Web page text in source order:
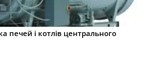
печей і котлів центрального